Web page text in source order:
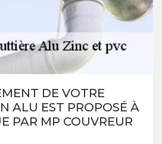
DE VOTRE
ALU EST PROPOSÉ À
PAR MP COUVREUR